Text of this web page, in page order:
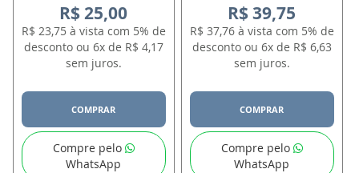
R$ 25,00
R$ 23,75 à vista com 5% de
desconto ou 6x de R$ 4,17
sem juros.
COMPRAR
Compre pelo
WhatsApp
R$ 39,75
R$ 37,76 à vista com 5% de
desconto ou 6x de R$ 6,63
sem juros.
COMPRAR
Compre pelo
WhatsApp